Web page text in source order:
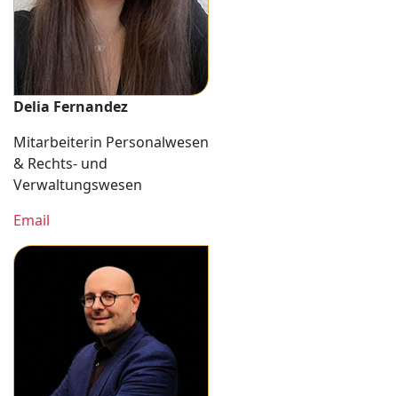
Delia Fernandez
Mitarbeiterin Personalwesen
& Rechts- und
Verwaltungswesen
Email